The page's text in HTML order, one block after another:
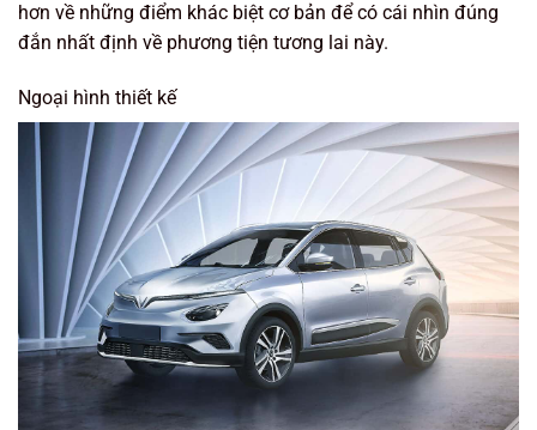
hơn về những điểm khác biệt cơ bản để có cái nhìn đúng
đắn nhất định về phương tiện tương lai này.
Ngoại hình thiết kế